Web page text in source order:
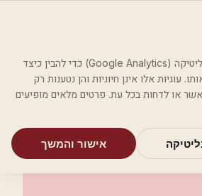
אסתטית
לרפואה
אנו משתמשים בעוגיות אנליטיקה (Google Analytics) כדי להבין כיצד
עוגיות אלו אינן חיוניות והן נטענות רק
או לדחות בכל עת. פרטים מלאים מופיעים
אישור והמשך